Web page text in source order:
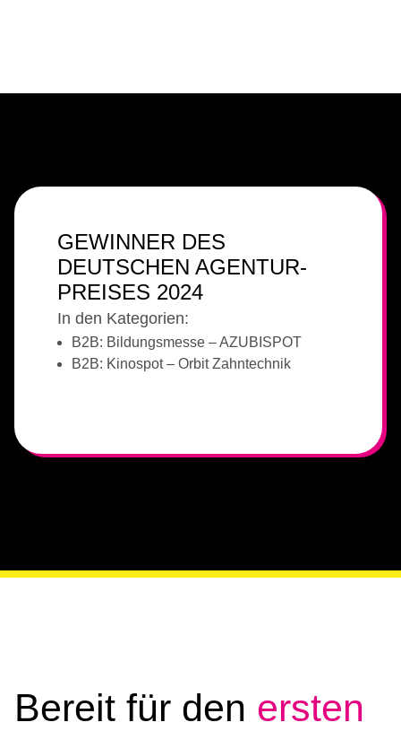
GEWINNER DES
DEUTSCHEN AGENTUR-
PREISES 2024
In den Kategorien:
B2B: Bildungsmesse – AZUBISPOT
B2B: Kinospot – Orbit Zahntechnik
Bereit für den ersten